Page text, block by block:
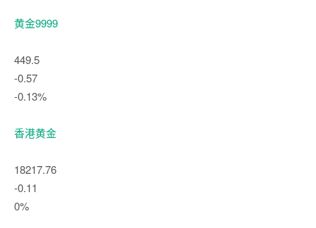
黄金9999
449.5
-0.57
-0.13%
香港黄金
18217.76
-0.11
0%